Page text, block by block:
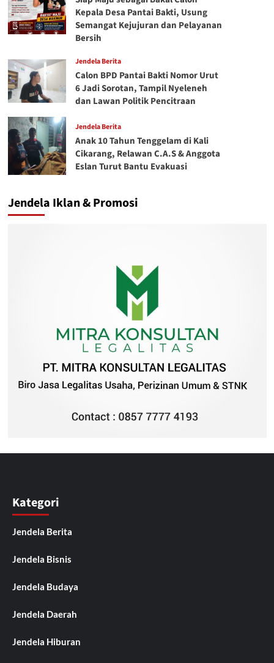
Kepala Desa Pantai Bakti, Usung
Semangat Kejujuran dan Pelayanan
Bersih
Jendela Berita
Calon BPD Pantai Bakti Nomor Urut
6 Jadi Sorotan, Tampil Nyeleneh
dan Lawan Politik Pencitraan
Jendela Berita
Anak 10 Tahun Tenggelam di Kali
Cikarang, Relawan C.A.S & Anggota
Eslan Turut Bantu Evakuasi
Jendela Iklan & Promosi
Kategori
Jendela Berita
Jendela Bisnis
Jendela Budaya
Jendela Daerah
Jendela Hiburan